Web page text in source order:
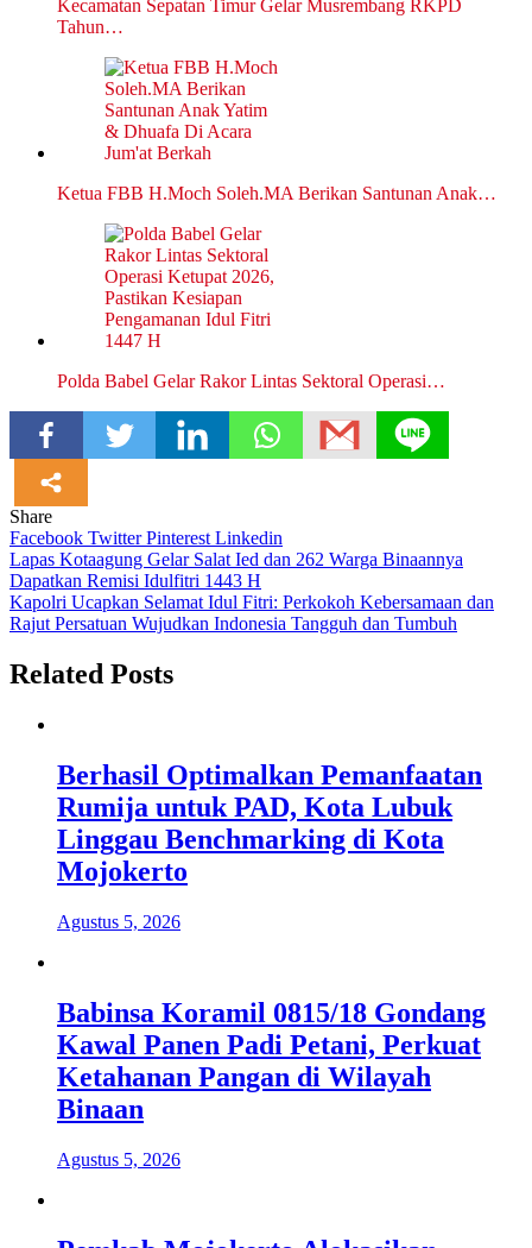
Kecamatan Sepatan Timur Gelar Musrembang RKPD
Tahun…
Ketua FBB H.Moch Soleh.MA Berikan Santunan Anak…
Polda Babel Gelar Rakor Lintas Sektoral Operasi…
Share
Facebook TwitterPinterest Linkedin
Navigasi
pos
Lapas Kotaagung Gelar Salat Ied dan 262 Warga Binaannya
Dapatkan Remisi Idulfitri 1443 H
Kapolri Ucapkan Selamat Idul Fitri: Perkokoh Kebersamaan dan
Rajut Persatuan Wujudkan Indonesia Tangguh dan Tumbuh
Related Posts
Berhasil Optimalkan Pemanfaatan
Rumija untuk PAD, Kota Lubuk
Linggau Benchmarking di Kota
Mojokerto
Agustus 5, 2026
Babinsa Koramil 0815/18 Gondang
Kawal Panen Padi Petani, Perkuat
Ketahanan Pangan di Wilayah
Binaan
Agustus 5, 2026